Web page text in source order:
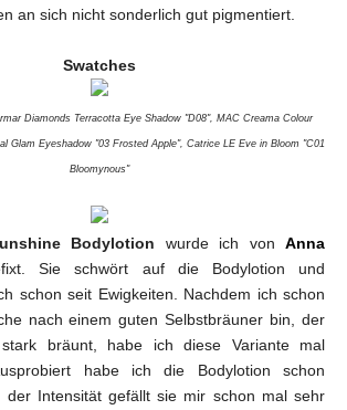
an sich nicht sonderlich gut pigmentiert.
Swatches
Diamonds Terracotta Eye Shadow "D08", MAC Creama Colour
Glam Eyeshadow "03 Frosted Apple", Catrice LE Eve in Bloom "C01
Bloomynous"
Bodylotion wurde ich von Anna
Sie schwört auf die Bodylotion und
schon seit Ewigkeiten. Nachdem ich schon
nach einem guten Selbstbräuner bin, der
bräunt, habe ich diese Variante mal
habe ich die Bodylotion schon
der Intensität gefällt sie mir schon mal sehr